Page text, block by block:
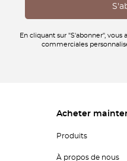
En cliquant sur "S'abonner",
commerciales
Acheter
Produits
À propos de nous